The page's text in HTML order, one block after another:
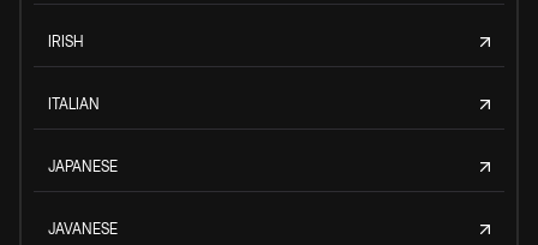
IRISH
ITALIAN
JAPANESE
JAVANESE